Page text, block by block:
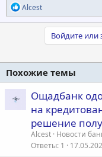
Р
е
а
и
:
Alcest
Войдите или
Похожие темы
Ощадбанк
на
решение
Alcest Новости
Ответы 1